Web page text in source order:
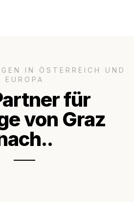
IN ÖSTERREICH UND
EUROPA
für
von Graz